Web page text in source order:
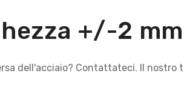
+/-2 mm
dell'acciaio? Contattateci. Il